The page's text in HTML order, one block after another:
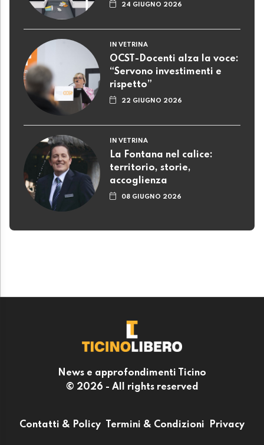
24 GIUGNO 2026
IN VETRINA
OCST-Docenti alza la voce:
“Servono investimenti e
rispetto”
22 GIUGNO 2026
IN VETRINA
La Fontana nel calice:
territorio, storie,
accoglienza
08 GIUGNO 2026
News e approfondimenti Ticino
© 2026 - All rights reserved
Contatti & Policy Termini & Condizioni Privacy